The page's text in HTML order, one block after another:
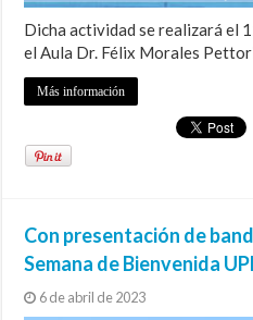
Dicha actividad se realizará el
el Aula Dr. Félix Morales
Más información
Con presentación de
Semana de Bienvenida
6 de abril de 2023